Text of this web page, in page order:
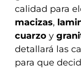
calidad para
macizas,
cuarzo y
detallará las
para que